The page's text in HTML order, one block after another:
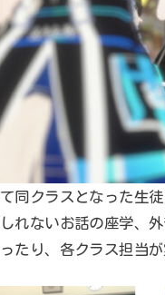
同クラスとなった生
れないお話の座学、
たり、各クラス担当